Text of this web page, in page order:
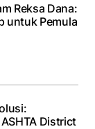
Reksa Dana:
untuk Pemula
ASHTA District